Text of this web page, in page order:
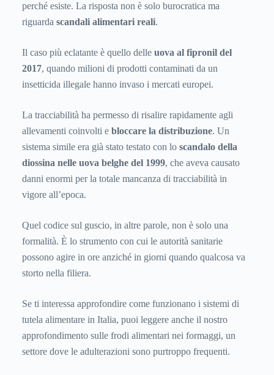
perché esiste. La risposta non è solo burocratica ma
riguarda scandali alimentari reali.
Il caso più eclatante è quello delle uova al fipronil del
2017, quando milioni di prodotti contaminati da un
insetticida illegale hanno invaso i mercati europei.
La tracciabilità ha permesso di risalire rapidamente agli
allevamenti coinvolti e bloccare la distribuzione. Un
sistema simile era già stato testato con lo scandalo della
diossina nelle uova belghe del 1999, che aveva causato
danni enormi per la totale mancanza di tracciabilità in
vigore all’epoca.
Quel codice sul guscio, in altre parole, non è solo una
formalità. È lo strumento con cui le autorità sanitarie
possono agire in ore anziché in giorni quando qualcosa va
storto nella filiera.
Se ti interessa approfondire come funzionano i sistemi di
tutela alimentare in Italia, puoi leggere anche il nostro
approfondimento sulle frodi alimentari nei formaggi, un
settore dove le adulterazioni sono purtroppo frequenti.